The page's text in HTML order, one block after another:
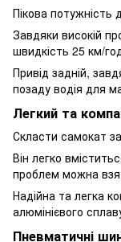
Пікова потужність
Завдяки високій
швидкість 25 км/
Привід задній,
позаду водія для
Легкий та
Скласти самокат
Він легко
проблем можна
Надійна та легка
алюмінієвого
Пневматичні